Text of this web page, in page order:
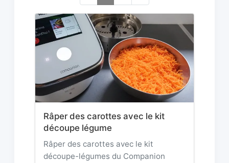
Râper des carottes avec le kit
découpe légume
Râper des carottes avec le kit
découpe-légumes du Companion